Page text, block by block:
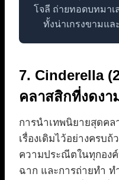
โจลี ถ่ายทอดบทมา
ทั้งน่าเกรงขามแล
7. Cinderella
คลาสสิกที่งดงา
การนำเทพนิยายสุดคล
เรื่องเดิมไว้อย่างครบ
ความประณีตในทุกอง
ฉาก และการถ่ายทำ